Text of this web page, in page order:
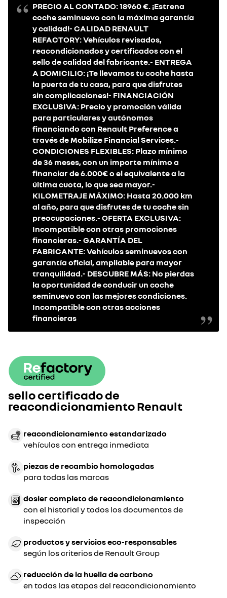
PRECIO AL CONTADO: 18960 €. ¡Estrena
coche seminuevo con la máxima garantía
y calidad!- CALIDAD RENAULT
REFACTORY: Vehículos revisados,
reacondicionados y certificados con el
sello de calidad del fabricante.- ENTREGA
A DOMICILIO: ¡Te llevamos tu coche hasta
la puerta de tu casa, para que disfrutes
sin complicaciones!- FINANCIACIÓN
EXCLUSIVA: Precio y promoción válida
para particulares y autónomos
financiando con Renault Preference a
través de Mobilize Financial Services.-
CONDICIONES FLEXIBLES: Plazo mínimo
de 36 meses, con un importe mínimo a
financiar de 6.000€ o el equivalente a la
última cuota, lo que sea mayor.-
KILOMETRAJE MÁXIMO: Hasta 20.000 km
al año, para que disfrutes de tu coche sin
preocupaciones.- OFERTA EXCLUSIVA:
Incompatible con otras promociones
financieras.- GARANTÍA DEL
FABRICANTE: Vehículos seminuevos con
garantía oficial, ampliable para mayor
tranquilidad.- DESCUBRE MÁS: No pierdas
la oportunidad de conducir un coche
seminuevo con las mejores condiciones.
Incompatible con otras acciones
financieras
sello certificado de
reacondicionamiento Renault
reacondicionamiento estandarizado
vehículos con entrega inmediata
piezas de recambio homologadas
para todas las marcas
dosier completo de reacondicionamiento
con el historial y todos los documentos de
inspección
productos y servicios eco-responsables
según los criterios de Renault Group
reducción de la huella de carbono
en todas las etapas del reacondicionamiento